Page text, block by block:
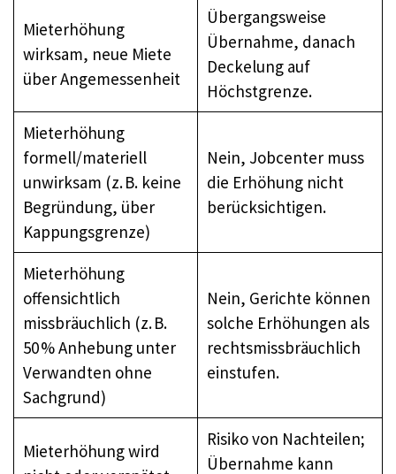
Mieterhöhung
wirksam, neue Miete
über Angemessenheit
Übergangsweise
Übernahme, danach
Deckelung auf
Höchstgrenze.
Mieterhöhung
formell/materiell
unwirksam (z. B. keine
Begründung, über
Kappungsgrenze)
Nein, Jobcenter muss
die Erhöhung nicht
berücksichtigen.
Mieterhöhung
offensichtlich
missbräuchlich (z. B.
50 % Anhebung unter
Verwandten ohne
Sachgrund)
Nein, Gerichte können
solche Erhöhungen als
rechtsmissbräuchlich
einstufen.
Mieterhöhung wird
Risiko von Nachteilen;
Übernahme kann